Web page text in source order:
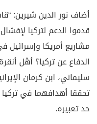
أضاف نور الدين شيرين:
قدموا الدعم لتركيا
مشاريع أمريكا وإسرائيل
الدفاع عن تركيا؟ أهْل
سليماني، ابن كرمان
تحققا أهدافهما في
حد تعبيره.